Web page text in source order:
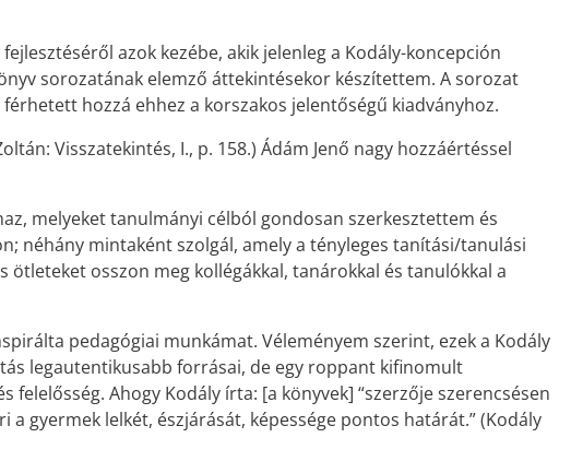
azok kezébe, akik jelenleg a Kodály-koncepción
sorozatának elemző áttekintésekor készítettem. A sorozat
hozzá ehhez a korszakos jelentőségű kiadványhoz.
Visszatekintés, I., p. 158.) Ádám Jenő nagy hozzáértéssel
melyeket tanulmányi célból gondosan szerkesztettem és
néhány mintaként szolgál, amely a tényleges tanítási/tanulási
osszon meg kollégákkal, tanárokkal és tanulókkal a
pedagógiai munkámat. Véleményem szerint, ezek a Kodály
legautentikusabb forrásai, de egy roppant kifinomult
Ahogy Kodály írta: [a könyvek] “szerzője szerencsésen
gyermek lelkét, észjárását, képessége pontos határát.” (Kodály